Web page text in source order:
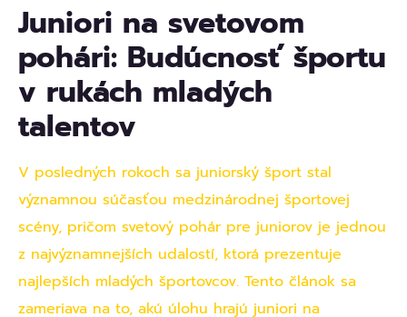
Juniori na svetovom
pohári: Budúcnosť športu
v rukách mladých
talentov
V posledných rokoch sa juniorský šport stal
významnou súčasťou medzinárodnej športovej
scény, pričom svetový pohár pre juniorov je jednou
z najvýznamnejších udalostí, ktorá prezentuje
najlepších mladých športovcov. Tento článok sa
zameriava na to, akú úlohu hrajú juniori na